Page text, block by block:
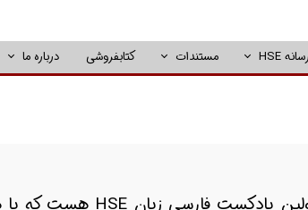
رسانه HSE مستندات کتابفروشی درباره ما